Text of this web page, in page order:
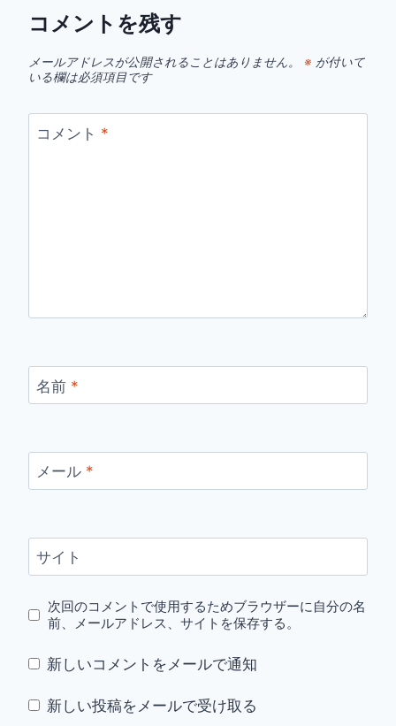
コメントを残す
メールアドレスが公開されることはありません。 ※ が付いて
いる欄は必須項目です
コメント *
名前 *
メール *
サイト
次回のコメントで使用するためブラウザーに自分の名
前、メールアドレス、サイトを保存する。
新しいコメントをメールで通知
新しい投稿をメールで受け取る